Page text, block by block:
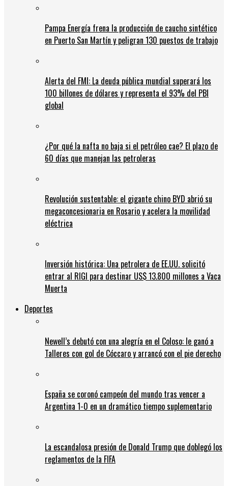
Pampa Energía frena la producción de caucho sintético
en Puerto San Martín y peligran 130 puestos de trabajo
Alerta del FMI: La deuda pública mundial superará los
100 billones de dólares y representa el 93% del PBI
global
¿Por qué la nafta no baja si el petróleo cae? El plazo de
60 días que manejan las petroleras
Revolución sustentable: el gigante chino BYD abrió su
megaconcesionaria en Rosario y acelera la movilidad
eléctrica
Inversión histórica: Una petrolera de EE.UU. solicitó
entrar al RIGI para destinar US$ 13.800 millones a Vaca
Muerta
Deportes
Newell’s debutó con una alegría en el Coloso: le ganó a
Talleres con gol de Cóccaro y arrancó con el pie derecho
España se coronó campeón del mundo tras vencer a
Argentina 1-0 en un dramático tiempo suplementario
La escandalosa presión de Donald Trump que doblegó los
reglamentos de la FIFA